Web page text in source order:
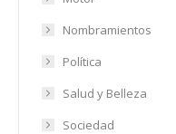
Nombramientos
Política
Salud y Belleza
Sociedad